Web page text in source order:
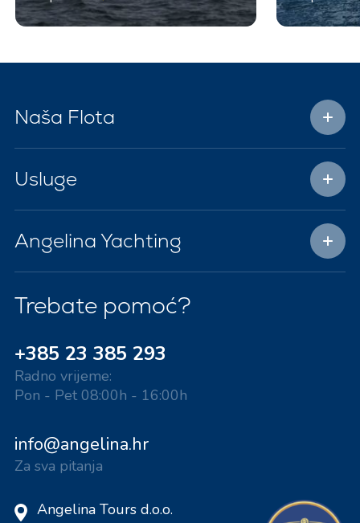
Naša Flota
Usluge
Angelina Yachting
Trebate pomoć?
+385 23 385 293
Radno vrijeme:
Pon - Pet 08:00h - 16:00h
info@angelina.hr
Za sva pitanja
Angelina Tours d.o.o.